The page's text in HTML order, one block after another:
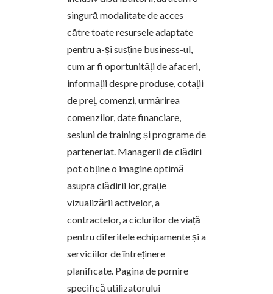
singură modalitate de acces
către toate resursele adaptate
pentru a-și susține business-ul,
cum ar fi oportunități de afaceri,
informații despre produse, cotații
de preț, comenzi, urmărirea
comenzilor, date financiare,
sesiuni de training și programe de
parteneriat. Managerii de clădiri
pot obține o imagine optimă
asupra clădirii lor, grație
vizualizării activelor, a
contractelor, a ciclurilor de viață
pentru diferitele echipamente și a
serviciilor de întreținere
planificate. Pagina de pornire
specifică utilizatorului